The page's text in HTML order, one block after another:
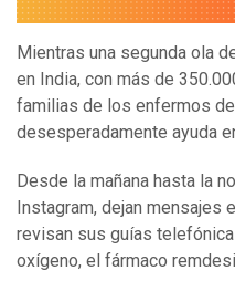
Mientras una segunda ola
en India, con más de
familias de los enfermos
desesperadamente ayuda
Desde la mañana hasta la
Instagram, dejan mensajes
revisan sus guías
oxígeno, el fármaco